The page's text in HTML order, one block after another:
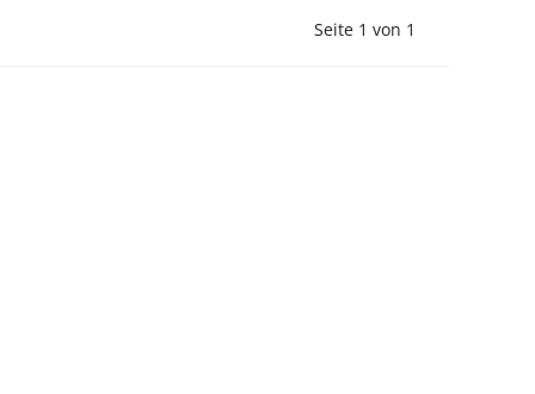
Vorherige Seite
Seite 1 von 1